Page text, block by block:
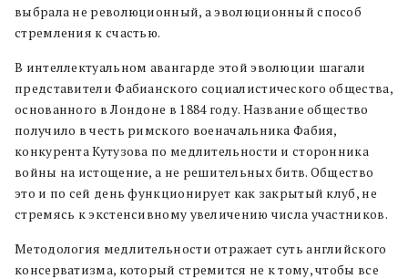
выбрала не революционный, а эволюционный способ
стремления к счастью.
В интеллектуальном авангарде этой эволюции шагали
представители Фабианского социалистического общества,
основанного в Лондоне в 1884 году. Название общество
получило в честь римского военачальника Фабия,
конкурента Кутузова по медлительности и сторонника
войны на истощение, а не решительных битв. Общество
это и по сей день функционирует как закрытый клуб, не
стремясь к экстенсивному увеличению числа участников.
Методология медлительности отражает суть английского
консерватизма, который стремится не к тому, чтобы все